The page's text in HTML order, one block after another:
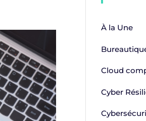
À la Une
Cloud
Cyber